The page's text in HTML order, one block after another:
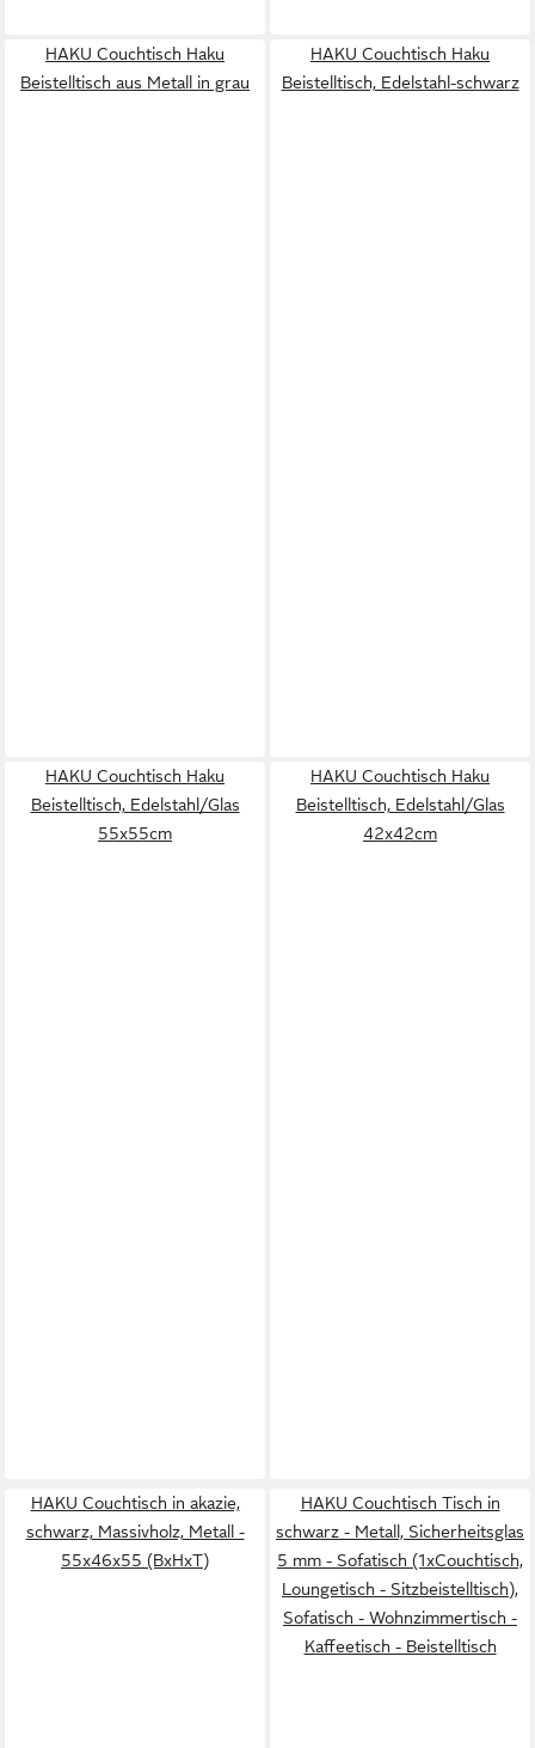
HAKU Couchtisch Haku
Beistelltisch aus Metall in grau
HAKU Couchtisch Haku
Beistelltisch, Edelstahl-schwarz
HAKU Couchtisch Haku
Beistelltisch, Edelstahl/Glas
55x55cm
HAKU Couchtisch Haku
Beistelltisch, Edelstahl/Glas
42x42cm
HAKU Couchtisch in akazie,
schwarz, Massivholz, Metall -
55x46x55 (BxHxT)
HAKU Couchtisch Tisch in
schwarz - Metall, Sicherheitsglas
5 mm - Sofatisch (1xCouchtisch,
Loungetisch - Sitzbeistelltisch),
Sofatisch - Wohnzimmertisch -
Kaffeetisch - Beistelltisch